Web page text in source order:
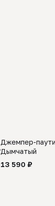
Джемпер-
Дымчатый
13 590 ₽